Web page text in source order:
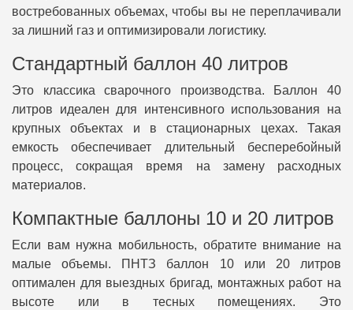
востребованных объемах, чтобы вы не переплачивали
за лишний газ и оптимизировали логистику.
Стандартный баллон 40 литров
Это классика сварочного производства. Баллон 40
литров идеален для интенсивного использования на
крупных объектах и в стационарных цехах. Такая
емкость обеспечивает длительный бесперебойный
процесс, сокращая время на замену расходных
материалов.
Компактные баллоны 10 и 20 литров
Если вам нужна мобильность, обратите внимание на
малые объемы. ПНТЗ баллон 10 или 20 литров
оптимален для выездных бригад, монтажных работ на
высоте или в тесных помещениях. Это